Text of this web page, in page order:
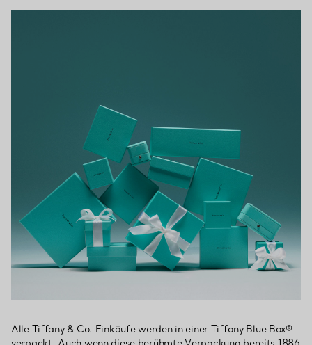
Alle Tiffany & Co. Einkäufe werden in einer Tiffany Blue Box®